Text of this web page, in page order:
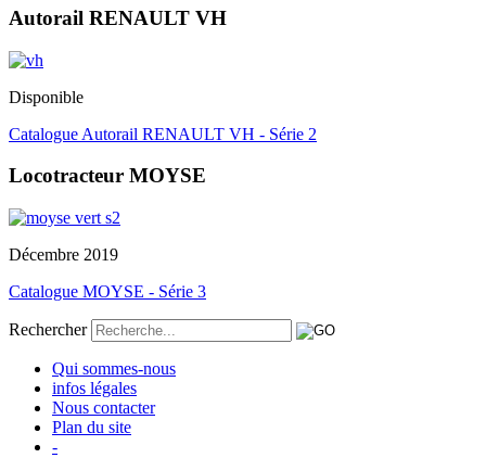
Autorail RENAULT VH
Disponible
Catalogue Autorail RENAULT VH - Série 2
Locotracteur MOYSE
Décembre 2019
Catalogue MOYSE - Série 3
Rechercher
Qui sommes-nous
infos légales
Nous contacter
Plan du site
-